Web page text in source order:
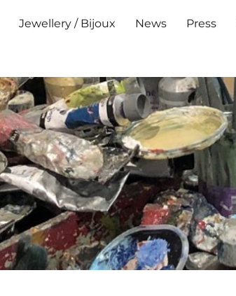
Jewellery / Bijoux News Press